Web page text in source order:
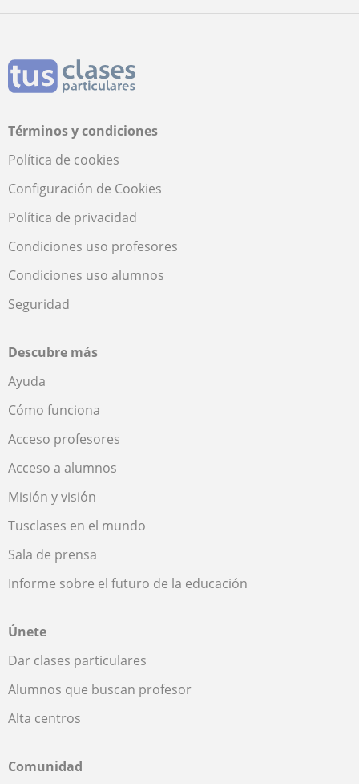
Términos y condiciones
Política de cookies
Configuración de Cookies
Política de privacidad
Condiciones uso profesores
Condiciones uso alumnos
Seguridad
Descubre más
Ayuda
Cómo funciona
Acceso profesores
Acceso a alumnos
Misión y visión
Tusclases en el mundo
Sala de prensa
Informe sobre el futuro de la educación
Únete
Dar clases particulares
Alumnos que buscan profesor
Alta centros
Comunidad